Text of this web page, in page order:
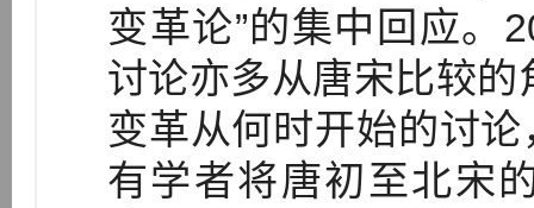
变革论”的集中回应。
讨论亦多从唐宋比较
变革从何时开始的讨
有学者将唐初至北宋